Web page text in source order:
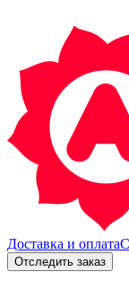
Доставка и оплата
Отследить заказ